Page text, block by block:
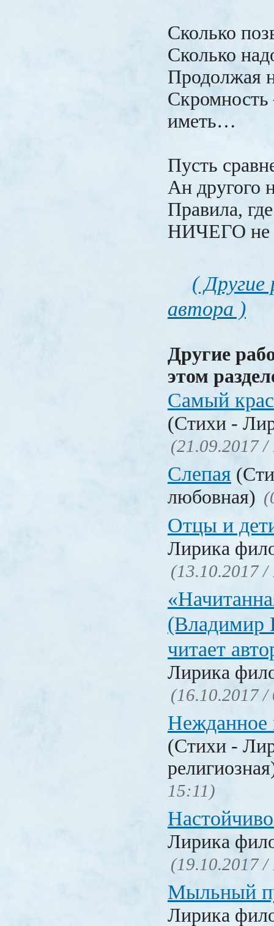
Сколько
Сколько
Продолжая
Скромность
иметь…
Пусть
Ан другого
Правила,
НИЧЕГО не
(
автора )
Другие
этом
Самый
(Стихи -
(21.09.2017 /
Слепая
любовная)
Отцы и
Лирика
(13.10.2017 /
(Владимир
читает
Лирика
(16.10.2017 /
Нежданное
(Стихи -
15:11)
Лирика
(19.10.2017 /
Мыльный
Лирика